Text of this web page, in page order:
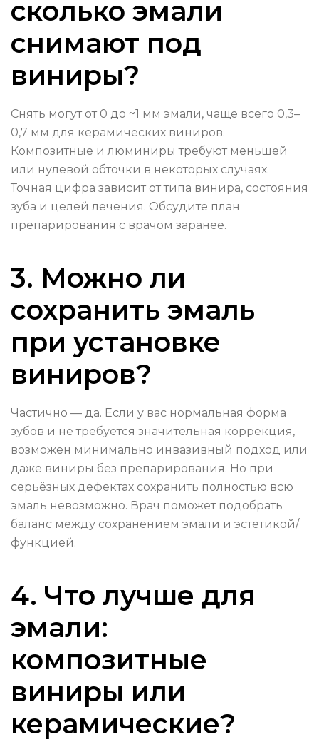
сколько эмали
снимают под
виниры?
Снять могут от 0 до ~1 мм эмали, чаще всего 0,3–
0,7 мм для керамических виниров.
Композитные и люминиры требуют меньшей
или нулевой обточки в некоторых случаях.
Точная цифра зависит от типа винира, состояния
зуба и целей лечения. Обсудите план
препарирования с врачом заранее.
3. Можно ли
сохранить эмаль
при установке
виниров?
Частично — да. Если у вас нормальная форма
зубов и не требуется значительная коррекция,
возможен минимально инвазивный подход или
даже виниры без препарирования. Но при
серьёзных дефектах сохранить полностью всю
эмаль невозможно. Врач поможет подобрать
баланс между сохранением эмали и эстетикой/
функцией.
4. Что лучше для
эмали:
композитные
виниры или
керамические?